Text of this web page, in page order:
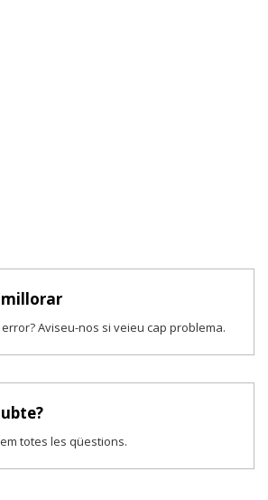
Aviseu-nos si veieu cap problema.
totes les qüestions.